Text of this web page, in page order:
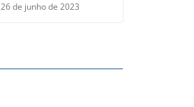
26 de junho de 2023